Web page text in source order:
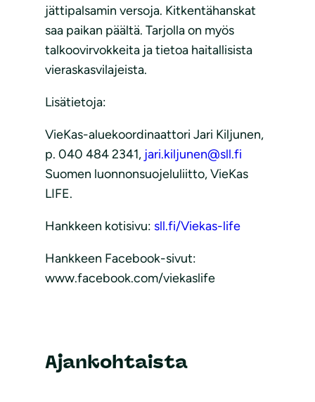
jättipalsamin versoja. Kitkentähanskat
saa paikan päältä. Tarjolla on myös
talkoovirvokkeita ja tietoa haitallisista
vieraskasvilajeista.
Lisätietoja:
VieKas-aluekoordinaattori Jari Kiljunen,
p. 040 484 2341, jari.kiljunen@sll.fi
Suomen luonnonsuojeluliitto, VieKas
LIFE.
Hankkeen kotisivu: sll.fi/Viekas-life
Hankkeen Facebook-sivut:
www.facebook.com/viekaslife
Ajankohtaista